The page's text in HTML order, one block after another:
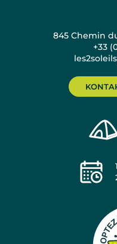
845 Chemin
+33